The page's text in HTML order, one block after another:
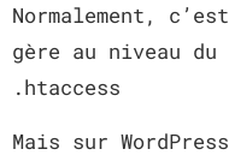
Normalement,
gère au niveau
.htaccess
Mais sur